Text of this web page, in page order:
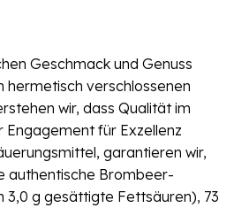
Geschmack und Genuss
hermetisch verschlossenen
wir, dass Qualität im
für Exzellenz
garantieren wir,
authentische Brombeer-
3,0 g gesättigte Fettsäuren), 73